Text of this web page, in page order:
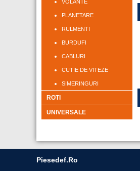
VOLANTE
PLANETARE
RULMENTI
BURDUFI
CABLURI
CUTIE DE VITEZE
SIMERINGURI
ROTI
UNIVERSALE
Piesedef.ro